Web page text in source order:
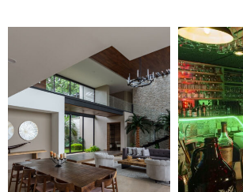
Casa en el
Quindío